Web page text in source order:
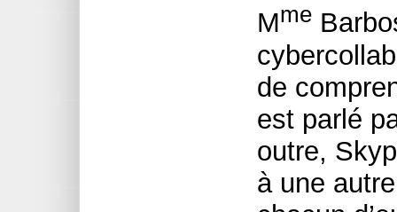
Mme
de
est parlé
outre,
à une